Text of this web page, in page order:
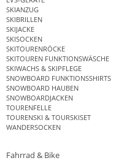
SKIANZUG
SKIBRILLEN
SKIJACKE
SKISOCKEN
SKITOURENRÖCKE
SKITOUREN FUNKTIONSWÄSCHE
SKIWACHS & SKIPFLEGE
SNOWBOARD FUNKTIONSSHIRTS
SNOWBOARD HAUBEN
SNOWBOARDJACKEN
TOURENFELLE
TOURENSKI & TOURSKISET
WANDERSOCKEN
Fahrrad & Bike